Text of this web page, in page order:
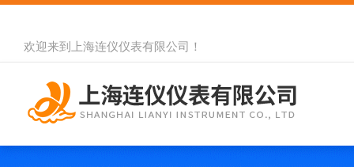
欢迎来到 上海连仪仪表有限公司 ！